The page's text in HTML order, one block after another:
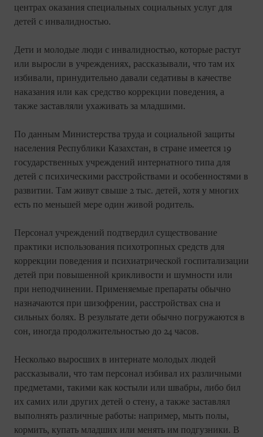
центрах оказания специальных социальных услуг для
детей с инвалидностью.
Дети и молодые люди с инвалидностью, которые растут
или выросли в учреждениях, рассказывали, что там их
избивали, принудительно давали седативы в качестве
наказания или как средство коррекции поведения, а
также заставляли ухаживать за младшими.
По данным Министерства труда и социальной защиты
населения Республики Казахстан, в стране имеется 19
государственных учреждений интернатного типа для
детей с психическими расстройствами и особенностями в
развитии. Там живут свыше 2 тыс. детей, хотя у многих
есть по меньшей мере один живой родитель.
Персонал учреждений подтвердил существование
практики использования психотропных средств для
коррекции поведения и психиатрической госпитализации
детей при повышенной крикливости и шумности или
при неподчинении. Применяемые препараты обычно
назначаются при шизофрении, расстройствах сна и
сильных болях. В результате дети обычно погружаются в
сон, иногда продолжительностью до 24 часов.
Несколько выросших в интернате молодых людей
рассказывали, что там персонал избивал их различными
предметами, такими как костыли или швабры, либо бил
их самих или других детей о стену, а также заставлял
выполнять различные работы: например, мыть полы,
кормить, купать младших или менять им подгузники. В